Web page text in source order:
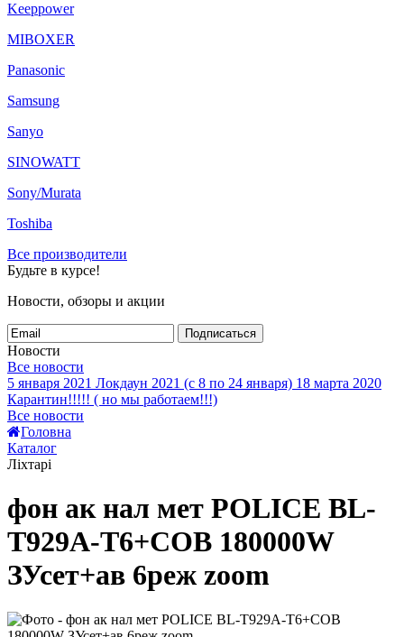
Keeppower
MIBOXER
Panasonic
Samsung
Sanyo
SINOWATT
Sony/Murata
Toshiba
Все производители
Будьте в курсе!
Новости, обзоры и акции
Подписаться
Новости
Все новости
5 января 2021 Локдаун 2021 (с 8 по 24 января) 18 марта 2020
Карантин!!!!! ( но мы работаем!!!)
Все новости
Головна
Каталог
Ліхтарі
фон ак нал мет POLICE BL-
T929A-T6+COB 180000W
ЗУсет+ав 6реж zoom